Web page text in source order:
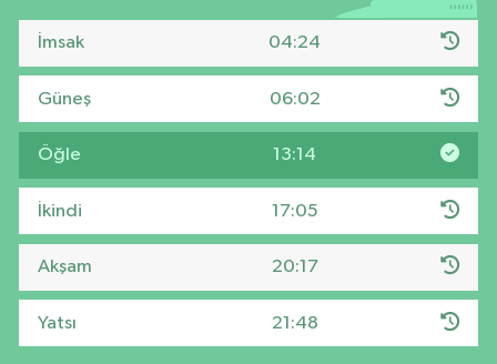
İmsak 04:24
Güneş 06:02
Öğle 13:14
İkindi 17:05
Akşam 20:17
Yatsı 21:48